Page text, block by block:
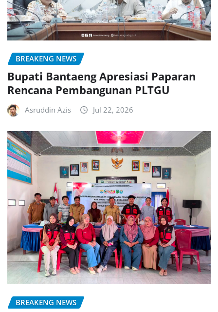
BREAKENG NEWS
Bupati Bantaeng Apresiasi Paparan
Rencana Pembangunan PLTGU
Asruddin Azis Jul 22, 2026
BREAKENG NEWS